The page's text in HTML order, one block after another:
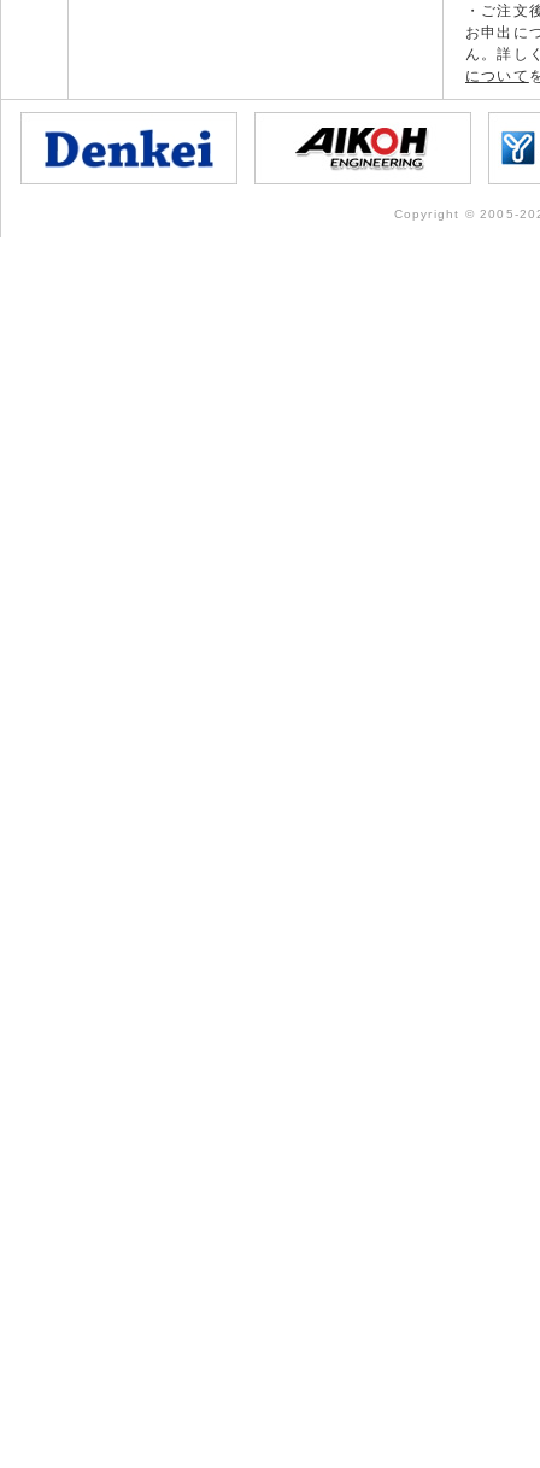
・ご注文
お申出に
ん。詳し
について
Copyright © 2005-